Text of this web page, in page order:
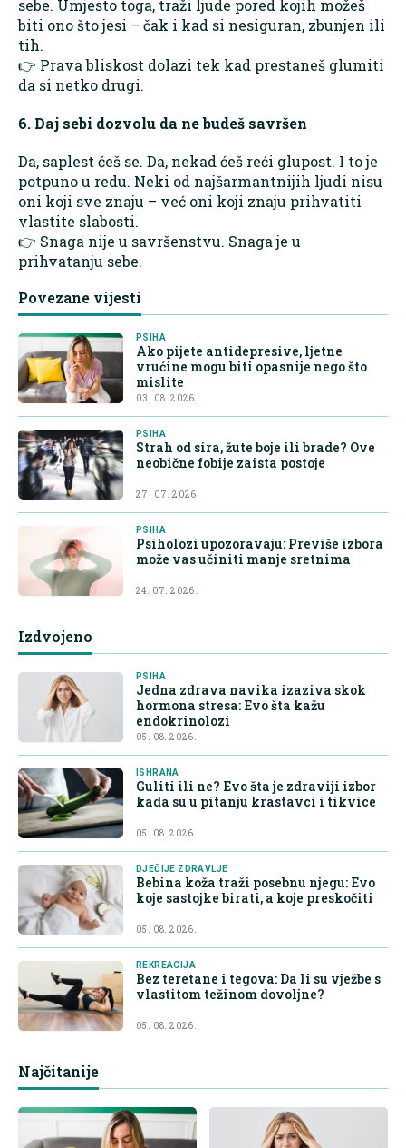
sebe. Umjesto toga, traži ljude pored kojih možeš
biti ono što jesi – čak i kad si nesiguran, zbunjen ili
tih.
👉 Prava bliskost dolazi tek kad prestaneš glumiti
da si netko drugi.
6. Daj sebi dozvolu da ne budeš savršen
Da, saplest ćeš se. Da, nekad ćeš reći glupost. I to je
potpuno u redu. Neki od najšarmantnijih ljudi nisu
oni koji sve znaju – već oni koji znaju prihvatiti
vlastite slabosti.
👉 Snaga nije u savršenstvu. Snaga je u
prihvatanju sebe.
Povezane vijesti
PSIHA
Ako pijete antidepresive, ljetne
vrućine mogu biti opasnije nego što
mislite
03. 08. 2026.
PSIHA
Strah od sira, žute boje ili brade? Ove
neobične fobije zaista postoje
27. 07. 2026.
PSIHA
Psiholozi upozoravaju: Previše izbora
može vas učiniti manje sretnima
24. 07. 2026.
Izdvojeno
PSIHA
Jedna zdrava navika izaziva skok
hormona stresa: Evo šta kažu
endokrinolozi
05. 08. 2026.
ISHRANA
Guliti ili ne? Evo šta je zdraviji izbor
kada su u pitanju krastavci i tikvice
05. 08. 2026.
DJEČIJE ZDRAVLJE
Bebina koža traži posebnu njegu: Evo
koje sastojke birati, a koje preskočiti
05. 08. 2026.
REKREACIJA
Bez teretane i tegova: Da li su vježbe s
vlastitom težinom dovoljne?
05. 08. 2026.
Najčitanije